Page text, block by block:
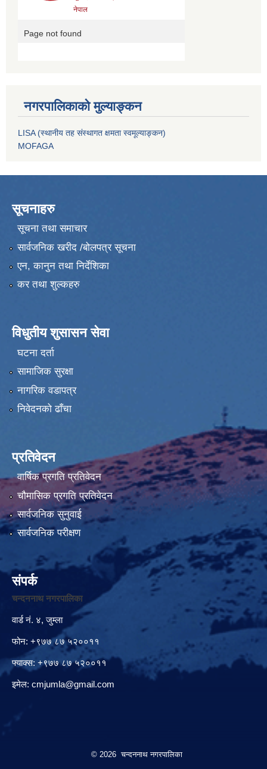
नगरपालिकाको मुल्याङ्कन
LISA (स्थानीय तह संस्थागत क्षमता स्वमूल्याङ्कन)
MOFAGA
सूचनाहरु
सूचना तथा समाचार
सार्वजनिक खरीद /बोलपत्र सूचना
एन, कानुन तथा निर्देशिका
कर तथा शुल्कहरु
विधुतीय शुसासन सेवा
घटना दर्ता
सामाजिक सुरक्षा
नागरिक वडापत्र
निवेदनको ढाँचा
प्रतिवेदन
वार्षिक प्रगति प्रतिवेदन
चौमासिक प्रगति प्रतिवेदन
सार्वजनिक सुनुवाई
सार्वजनिक परीक्षण
संपर्क
चन्दननाथ नगरपालिका
वार्ड नं. ४, जुम्ला
फोन: +९७७ ८७ ५२००११
फ्याक्स: +९७७ ८७ ५२००११
इमेल: cmjumla@gmail.com
© 2026 चन्दननाथ नगरपालिका